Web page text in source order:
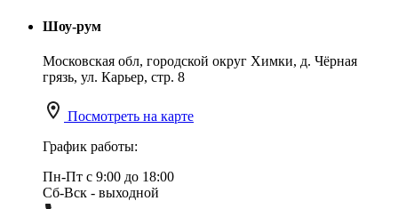
Шоу-рум
Московская обл, городской округ Химки, д. Чёрная
грязь, ул. Карьер, стр. 8
Посмотреть на карте
График работы:
Пн-Пт с 9:00 до 18:00
Сб-Вск - выходной